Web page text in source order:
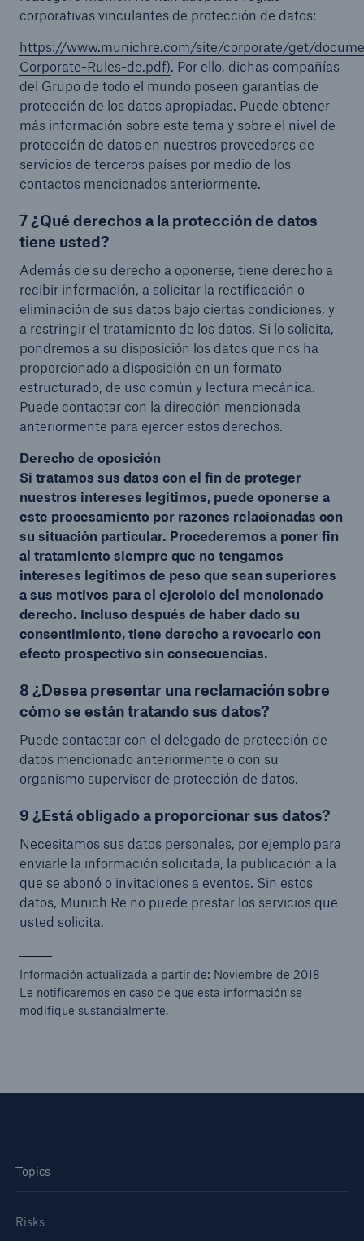
corporativas vinculantes de protección de datos:
https://www.munichre.com/site/corporate/get/
Corporate-Rules-de.pdf). Por ello, dichas compañías
del Grupo de todo el mundo poseen garantías de
protección de los datos apropiadas. Puede obtener
más información sobre este tema y sobre el nivel de
protección de datos en nuestros proveedores de
servicios de terceros países por medio de los
contactos mencionados anteriormente.
7 ¿Qué derechos a la protección de datos
tiene usted?
Además de su derecho a oponerse, tiene derecho a
recibir información, a solicitar la rectificación o
eliminación de sus datos bajo ciertas condiciones, y
a restringir el tratamiento de los datos. Si lo solicita,
pondremos a su disposición los datos que nos ha
proporcionado a disposición en un formato
estructurado, de uso común y lectura mecánica.
Puede contactar con la dirección mencionada
anteriormente para ejercer estos derechos.
Derecho de oposición
Si tratamos sus datos con el fin de proteger
nuestros intereses legítimos, puede oponerse a
este procesamiento por razones relacionadas con
su situación particular. Procederemos a poner fin
al tratamiento siempre que no tengamos
intereses legítimos de peso que sean superiores
a sus motivos para el ejercicio del mencionado
derecho. Incluso después de haber dado su
consentimiento, tiene derecho a revocarlo con
efecto prospectivo sin consecuencias.
8 ¿Desea presentar una reclamación sobre
cómo se están tratando sus datos?
Puede contactar con el delegado de protección de
datos mencionado anteriormente o con su
organismo supervisor de protección de datos.
9 ¿Está obligado a proporcionar sus datos?
Necesitamos sus datos personales, por ejemplo para
enviarle la información solicitada, la publicación a la
que se abonó o invitaciones a eventos. Sin estos
datos, Munich Re no puede prestar los servicios que
usted solicita.
Información actualizada a partir de: Noviembre de 2018
Le notificaremos en caso de que esta información se
modifique sustancialmente.
Topics
Risks